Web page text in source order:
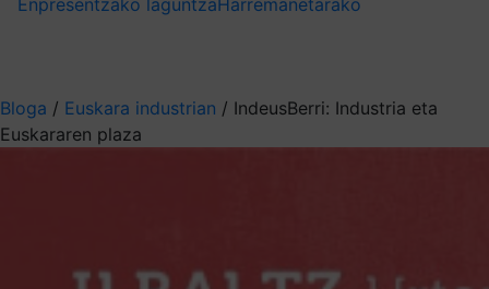
Bloga / Euskara industrian / IndeusBerri: Industria eta
Euskararen plaza